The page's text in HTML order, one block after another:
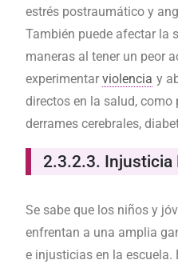
estrés postraumático y
También puede afectar la
maneras al tener un peor
experimentar violencia y
directos en la salud, como
derrames cerebrales,
2.3.2.3. Injusticia
Se sabe que los niños y
enfrentan a una amplia
e injusticias en la escuela.